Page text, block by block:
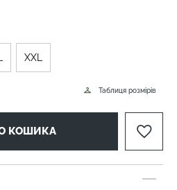
Таблиця розмірів
XXL
КОШИКА